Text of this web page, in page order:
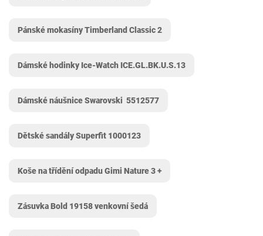
Pánské mokasíny Timberland Classic 2
Dámské hodinky Ice-Watch ICE.GL.BK.U.S.13
Dámské náušnice Swarovski ‎ 5512577
Dětské sandály Superfit 1000123
Koše na třídění odpadu Gimi Nature 3 +
Zásuvka Bold 19158 venkovní šedá